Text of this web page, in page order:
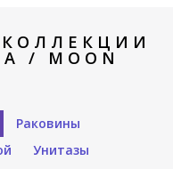
/ MOON
Раковины
Унитазы